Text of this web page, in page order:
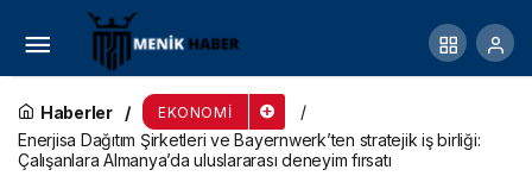
Haberler EKONOMI
Enerjisa Dağıtım Şirketleri ve Bayernwerk’ten stratejik iş birliği:
Çalışanlara Almanya’da uluslararası deneyim fırsatı
Motorlu Kara Taşıtları, Mart 2025